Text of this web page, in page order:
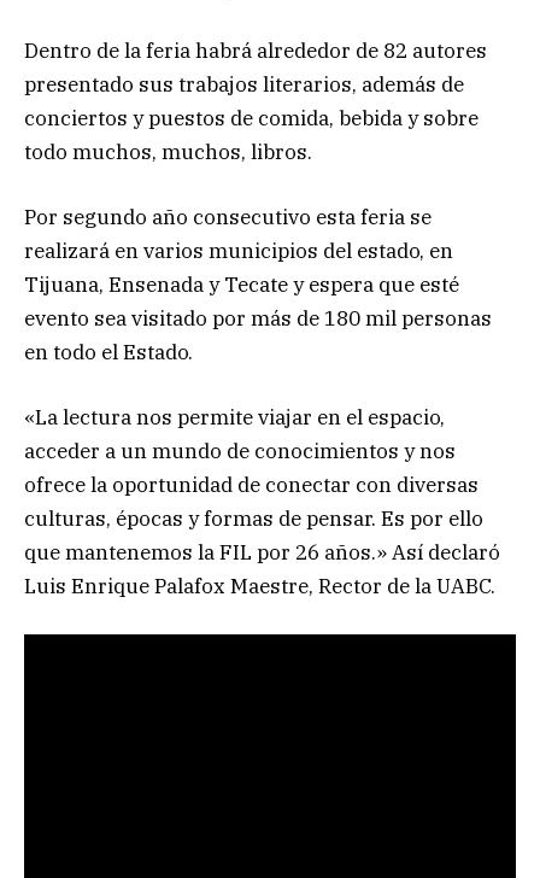
Dentro de la feria habrá alrededor de 82 autores
presentado sus trabajos literarios, además de
conciertos y puestos de comida, bebida y sobre
todo muchos, muchos, libros.
Por segundo año consecutivo esta feria se
realizará en varios municipios del estado, en
Tijuana, Ensenada y Tecate y espera que esté
evento sea visitado por más de 180 mil personas
en todo el Estado.
«La lectura nos permite viajar en el espacio,
acceder a un mundo de conocimientos y nos
ofrece la oportunidad de conectar con diversas
culturas, épocas y formas de pensar. Es por ello
que mantenemos la FIL por 26 años.» Así declaró
Luis Enrique Palafox Maestre, Rector de la UABC.